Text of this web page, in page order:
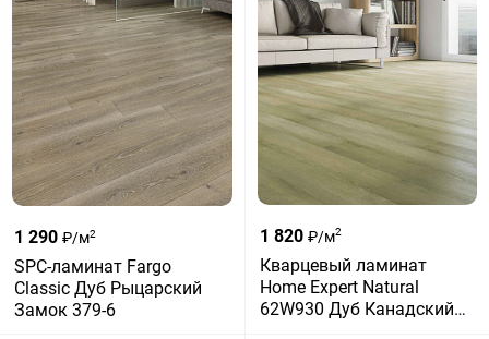
1 290 ₽/м2
SPC-ламинат Fargo
Classic Дуб Рыцарский
Замок 379-6
1 820 ₽/м2
Кварцевый ламинат
Home Expert Natural
62W930 Дуб Канадский